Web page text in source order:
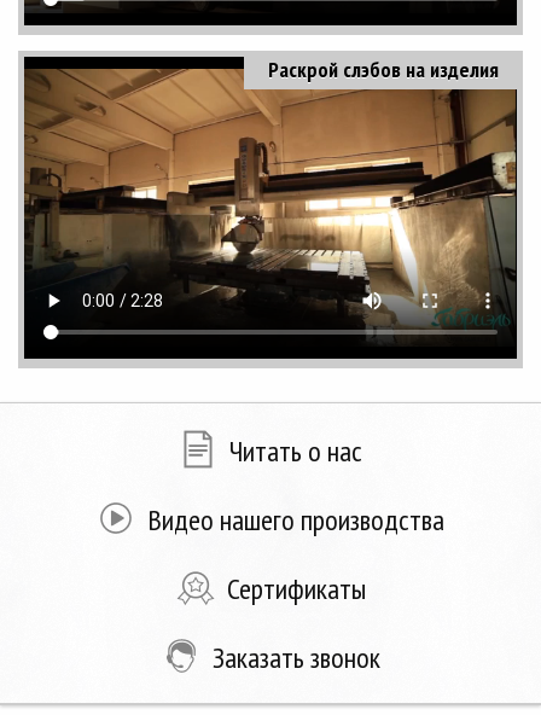
Раскрой слэбов на изделия
Читать о нас
Видео нашего производства
Сертификаты
Заказать звонок